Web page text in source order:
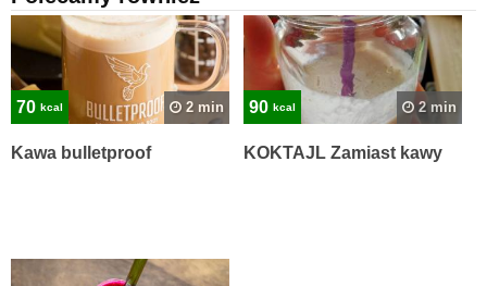
70 kcal 2 min
Kawa bulletproof
90 kcal 2 min
KOKTAJL Zamiast kawy